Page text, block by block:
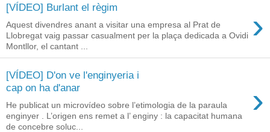
[VÍDEO] Burlant el règim ›
Aquest divendres anant a visitar una empresa al Prat de
Llobregat vaig passar casualment per la plaça dedicada a Ovidi
Montllor, el cantant ...
[VÍDEO] D'on ve l'enginyeria i
cap on ha d'anar
›
He publicat un microvídeo sobre l’etimologia de la paraula
enginyer . L’origen ens remet a l’ enginy : la capacitat humana
de concebre soluc...